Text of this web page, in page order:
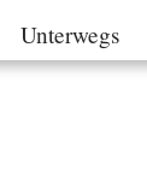
Unterwegs